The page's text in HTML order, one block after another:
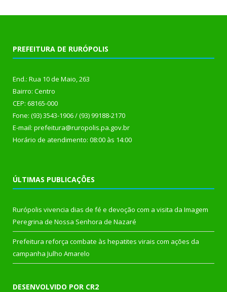
PREFEITURA DE RURÓPOLIS
End.: Rua 10 de Maio, 263
Bairro: Centro
CEP: 68165-000
Fone: (93) 3543-1906 / (93) 99188-2170
E-mail: prefeitura@ruropolis.pa.gov.br
Horário de atendimento: 08:00 às 14:00
ÚLTIMAS PUBLICAÇÕES
Rurópolis vivencia dias de fé e devoção com a visita da Imagem
Peregrina de Nossa Senhora de Nazaré
Prefeitura reforça combate às hepatites virais com ações da
campanha Julho Amarelo
DESENVOLVIDO POR CR2